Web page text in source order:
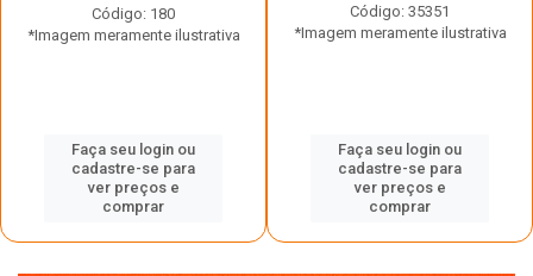
Código: 180
*Imagem meramente ilustrativa
Faça seu login ou
cadastre-se para
ver preços e
comprar
Código: 35351
*Imagem meramente ilustrativa
Faça seu login ou
cadastre-se para
ver preços e
comprar